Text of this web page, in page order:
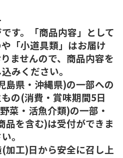
す。「商品内容」として
「小道具類」はお届け
ませんので、商品内容を
みください。
県・沖縄県)の一部への
の(消費・賞味期間5日
菜・活魚介類)の一部・
品を含む)は受付ができま
。
工)日から安全に召し上